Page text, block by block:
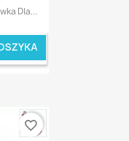
Dla...
favorite_border